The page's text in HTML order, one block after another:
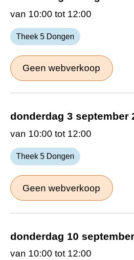
van 10:00 tot 12:00
Theek 5 Dongen
Geen webverkoop
donderdag 3 september
van 10:00 tot 12:00
Theek 5 Dongen
Geen webverkoop
donderdag 10
van 10:00 tot 12:00